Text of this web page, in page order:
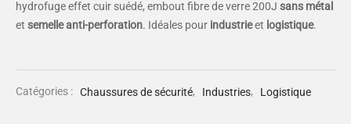
hydrofuge effet cuir suédé, embout fibre de verre 200J sans métal
et semelle anti-perforation. Idéales pour industrieet logistique.
Catégories : Chaussures de sécurité, Industries, Logistique